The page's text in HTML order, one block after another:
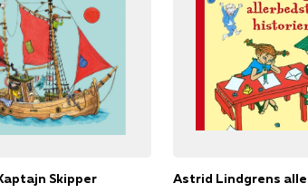
Skipper